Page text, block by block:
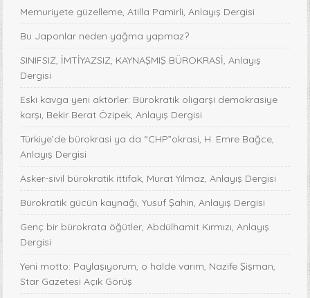
Memuriyete güzelleme, Atilla Pamirli, Anlayış Dergisi
Bu Japonlar neden yağma yapmaz?
SINIFSIZ, İMTİYAZSIZ, KAYNAŞMIŞ BÜROKRASİ, Anlayış
Dergisi
Eski kavga yeni aktörler: Bürokratik oligarşi demokrasiye
karşı, Bekir Berat Özipek, Anlayış Dergisi
Türkiye’de bürokrasi ya da “CHP”okrasi, H. Emre Bağce,
Anlayış Dergisi
Asker-sivil bürokratik ittifak, Murat Yılmaz, Anlayış Dergisi
Bürokratik gücün kaynağı, Yusuf Şahin, Anlayış Dergisi
Genç bir bürokrata öğütler, Abdülhamit Kırmızı, Anlayış
Dergisi
Yeni motto: Paylaşıyorum, o halde varım, Nazife Şişman,
Star Gazetesi Açık Görüş